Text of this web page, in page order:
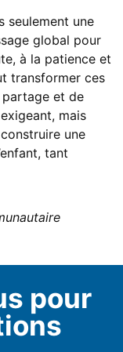
seulement une
global pour
à la patience et
transformer ces
et de
mais
une
tant
pour